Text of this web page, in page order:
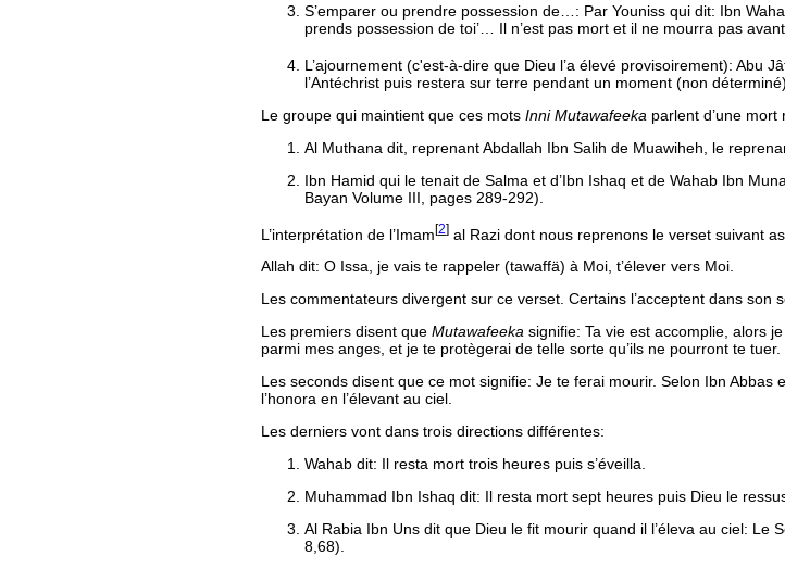
S’emparer ou prendre possession de…: Par Youniss qui dit: Ibn
prends possession de toi’… Il n’est pas mort et il ne mourra pas
L’ajournement (c'est-à-dire que Dieu l’a élevé provisoirement): Abu
l’Antéchrist puis restera sur terre pendant un moment (non
Le groupe qui maintient que ces mots Inni Mutawafeeka parlent d’une
Al Muthana dit, reprenant Abdallah Ibn Salih de Muawiheh, le
Ibn Hamid qui le tenait de Salma et d’Ibn Ishaq et de Wahab Ibn
Bayan Volume III, pages 289-292).
L’interprétation de l’Imam[2] al Razi dont nous reprenons le verset suivant
Allah dit: O Issa, je vais te rappeler (tawaffä) à Moi, t’élever vers Moi.
Les commentateurs divergent sur ce verset. Certains l’acceptent dans son
Les premiers disent que Mutawafeeka signifie: Ta vie est accomplie, alors
parmi mes anges, et je te protègerai de telle sorte qu’ils ne pourront te tuer.
Les seconds disent que ce mot signifie: Je te ferai mourir. Selon Ibn Abbas
l’honora en l’élevant au ciel.
Les derniers vont dans trois directions différentes:
Wahab dit: Il resta mort trois heures puis s’éveilla.
Muhammad Ibn Ishaq dit: Il resta mort sept heures puis Dieu le
Al Rabia Ibn Uns dit que Dieu le fit mourir quand il l’éleva au ciel: Le
8,68).